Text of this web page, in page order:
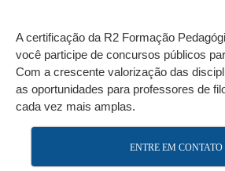
A certificação da R2 Formação
você participe de concursos públicos
Com a crescente valorização das
as oportunidades para professores de
cada vez mais amplas.
ENTRE EM CONTATO